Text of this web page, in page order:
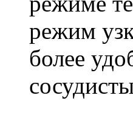
режим
более